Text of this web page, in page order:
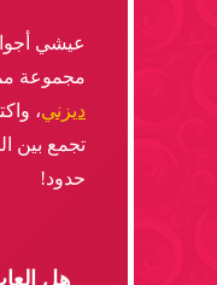
عيشي
مجموعة
ديزني،
تجمع بين
حدود!
هل